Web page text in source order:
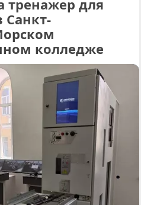
тренажер для
Санкт-
колледже